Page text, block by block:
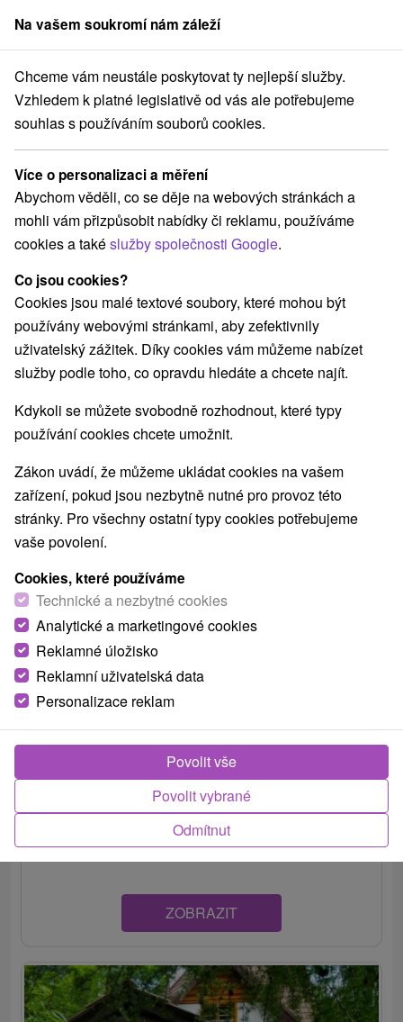
člen skupinySorger
na prenájom Východné Slovensko Prešovský kraj Jezersko
Chaty na prenájom Jezersko
Kategorie
Všechny kategorie
Apartmány(1)
Chaty na prenájom(7) Drevenice(13) Penzióny
Vyberte lokalitu nebo termín
VŠECHNY TOP - NEJPRODÁVANĚJŠÍ NEJLEVNĚJŠÍ
Chalupa Božena Jezersko
Chalupa v prekrásnom prostredí Zamaguria, v rázovitej
dedinke Jezersko, z ktorej je len na skok do
ZOBRAZIT
Na vašem soukromí nám záleží
Chceme vám neustále poskytovat ty nejlepší služby.
Vzhledem k platné legislativě od vás ale potřebujeme
souhlas s používáním souborů cookies.
Více o personalizaci a měření
Abychom věděli, co se děje na webových stránkách a
mohli vám přizpůsobit nabídky či reklamu, používáme
cookies a takéslužby společnosti Google.
Co jsou cookies?
Cookies jsou malé textové soubory, které mohou být
používány webovými stránkami, aby zefektivnily
uživatelský zážitek. Díky cookies vám můžeme nabízet
služby podle toho, co opravdu hledáte a chcete najít.
Kdykoli se můžete svobodně rozhodnout, které typy
používání cookies chcete umožnit.
Zákon uvádí, že můžeme ukládat cookies na vašem
zařízení, pokud jsou nezbytně nutné pro provoz této
stránky. Pro všechny ostatní typy cookies potřebujeme
vaše povolení.
Cookies, které používáme
Technické a nezbytné cookies
Analytické a marketingové cookies
Reklamné úložisko
Reklamní uživatelská data
Personalizace reklam
Odmítnut
Povolit vybrané
Povolit vše